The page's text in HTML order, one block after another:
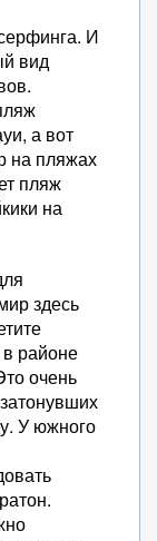
И
вид
а вот
на пляжах
пляж
на
здесь
в районе
очень
У южного